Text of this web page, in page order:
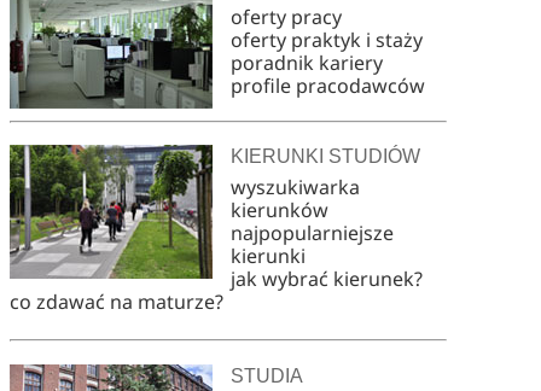
oferty pracy
oferty praktyk i staży
poradnik kariery
profile pracodawców
KIERUNKI STUDIÓW
wyszukiwarka
kierunków
najpopularniejsze
kierunki
jak wybrać kierunek?
co zdawać na maturze?
STUDIA